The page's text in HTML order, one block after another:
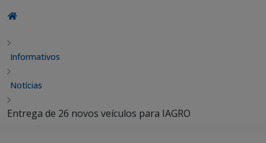
Informativos
Notícias
Entrega de 26 novos veículos para IAGRO